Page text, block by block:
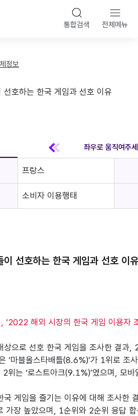
통합검색 전체메뉴
정보
선호하는 한국 게임과 선호 이유
프랑스
소비자 이용행태
이 선호하는 한국 게임과 선호 이유
‘2022 해외 시장의 한국 게임 이용자
상으로 선호 한국 게임을 조사한 결과
‘마블올스타배틀(8.6%)’가 1위로 조
위는 ‘로스트아크(9.1%)’였으며, 모
국 게임을 즐기는 이유에 대해 조사한
가장 높았으며, 1순위와 2순위 응답